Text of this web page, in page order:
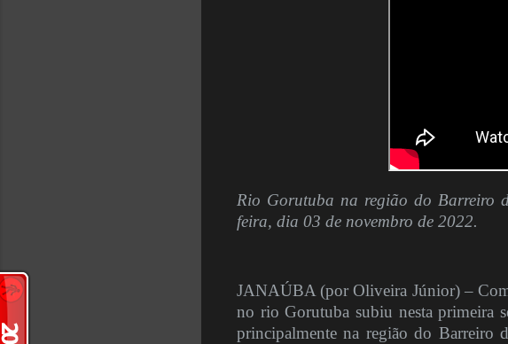
Rio Gorutuba na região do Barreiro
feira, dia 03 de novembro de 2022.
JANAÚBA (por Oliveira Júnior) –
no rio Gorutuba subiu nesta primeira
principalmente na região do Barreiro